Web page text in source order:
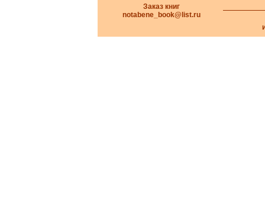
Заказ книг
notabene_book@list.ru